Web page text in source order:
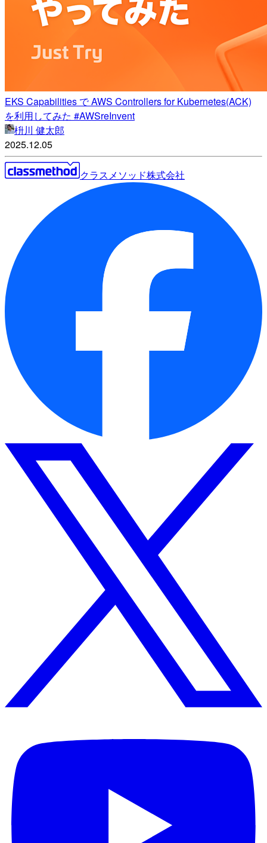
EKS Capabilities で AWS Controllers for Kubernetes(ACK)
を利用してみた #AWSreInvent
枡川 健太郎
2025.12.05
クラスメソッド株式会社